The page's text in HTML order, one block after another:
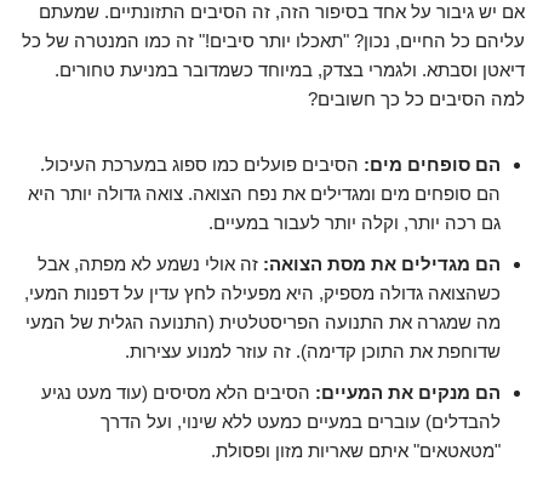
אם יש גיבור על אחד בסיפור הזה, זה הסיבים התזונתיים. שמעתם
עליהם כל החיים, נכון? "תאכלו יותר סיבים!" זה כמו המנטרה של כל
דיאטן וסבתא. ולגמרי בצדק, במיוחד כשמדובר במניעת טחורים.
למה הסיבים כל כך חשובים?
הם סופחים מים: הסיבים פועלים כמו ספוג במערכת העיכול.
הם סופחים מים ומגדילים את נפח הצואה. צואה גדולה יותר היא
גם רכה יותר, וקלה יותר לעבור במעיים.
הם מגדילים את מסת הצואה: זה אולי נשמע לא מפתה, אבל
כשהצואה גדולה מספיק, היא מפעילה לחץ עדין על דפנות המעי,
מה שמגרה את התנועה הפריסטלטית (התנועה הגלית של המעי
שדוחפת את התוכן קדימה). זה עוזר למנוע עצירות.
הם מנקים את המעיים: הסיבים הלא מסיסים (עוד מעט נגיע
להבדלים) עוברים במעיים כמעט ללא שינוי, ועל הדרך
"מטאטאים" איתם שאריות מזון ופסולת.